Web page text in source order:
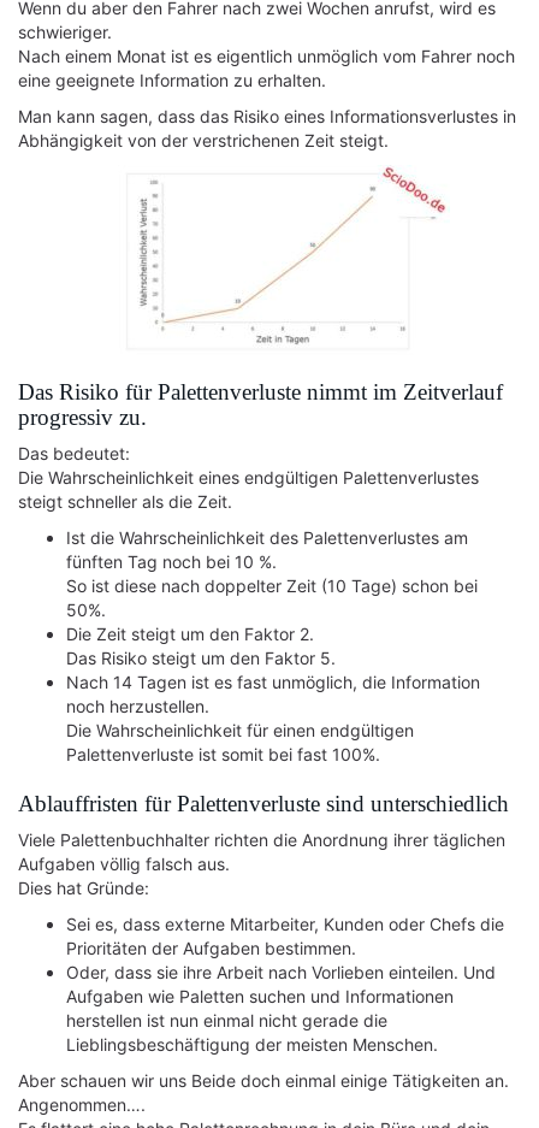
Wenn du aber den Fahrer nach zwei Wochen anrufst, wird es
schwieriger.
Nach einem Monat ist es eigentlich unmöglich vom Fahrer noch
eine geeignete Information zu erhalten.
Man kann sagen, dass das Risiko eines Informationsverlustes in
Abhängigkeit von der verstrichenen Zeit steigt.
Das Risiko für Palettenverluste nimmt im Zeitverlauf
progressiv zu.
Das bedeutet:
Die Wahrscheinlichkeit eines endgültigen Palettenverlustes
steigt schneller als die Zeit.
Ist die Wahrscheinlichkeit des Palettenverlustes am
fünften Tag noch bei 10 %.
So ist diese nach doppelter Zeit (10 Tage) schon bei
50%.
Die Zeit steigt um den Faktor 2.
Das Risiko steigt um den Faktor 5.
Nach 14 Tagen ist es fast unmöglich, die Information
noch herzustellen.
Die Wahrscheinlichkeit für einen endgültigen
Palettenverluste ist somit bei fast 100%.
Ablauffristen für Palettenverluste sind unterschiedlich
Viele Palettenbuchhalter richten die Anordnung ihrer täglichen
Aufgaben völlig falsch aus.
Dies hat Gründe:
Sei es, dass externe Mitarbeiter, Kunden oder Chefs die
Prioritäten der Aufgaben bestimmen.
Oder, dass sie ihre Arbeit nach Vorlieben einteilen. Und
Aufgaben wie Paletten suchen und Informationen
herstellen ist nun einmal nicht gerade die
Lieblingsbeschäftigung der meisten Menschen.
Aber schauen wir uns Beide doch einmal einige Tätigkeiten an.
Angenommen….